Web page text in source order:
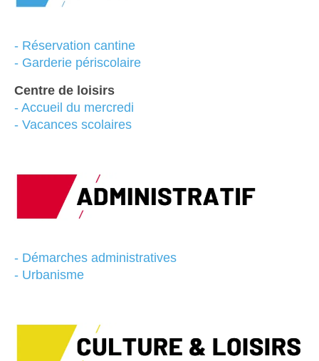
- Réservation cantine
- Garderie périscolaire
Centre de loisirs
- Accueil du mercredi
- Vacances scolaires
- Démarches administratives
- Urbanisme